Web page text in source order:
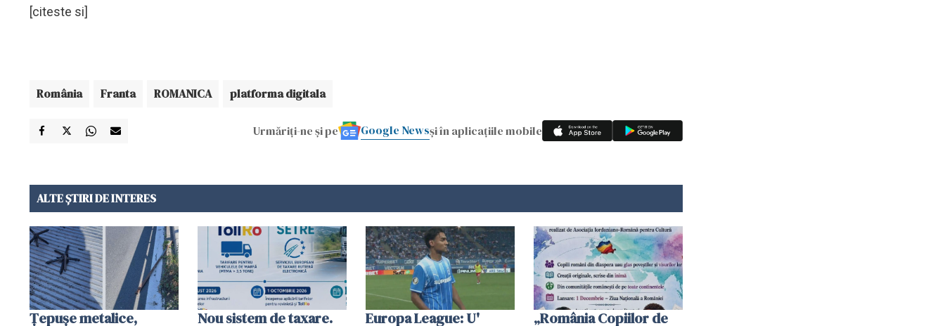
[citeste si]
România Franta ROMANICA platforma digitala
Urmăriți-ne și pe Google Newsși în aplicațiile mobile
ALTE ȘTIRI DE INTERES
Țepușe metalice,
Nou sistem de taxare.
Europa League: U'
„România Copiilor de